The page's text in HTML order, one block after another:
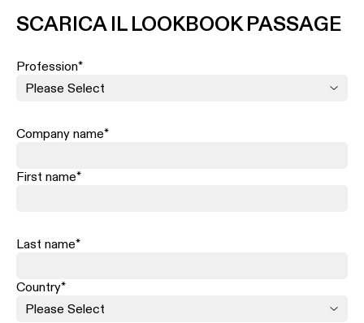
SCARICA IL LOOKBOOK PASSAGE
Profession*
Company name*
First name*
Last name*
Country*